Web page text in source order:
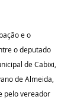
e o
o deputado
de Cabixi,
de Almeida,
pelo vereador